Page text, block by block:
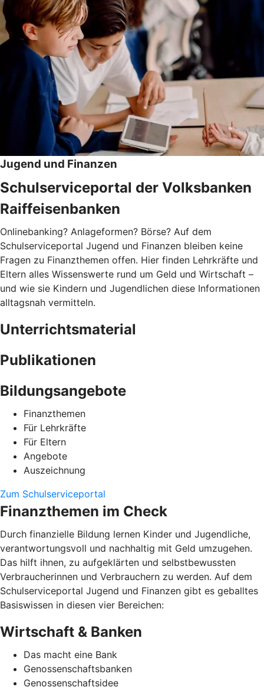
Jugend und Finanzen
Schulserviceportal der Volksbanken
Raiffeisenbanken
Onlinebanking? Anlageformen? Börse? Auf dem
Schulserviceportal Jugend und Finanzen bleiben keine
Fragen zu Finanzthemen offen. Hier finden Lehrkräfte und
Eltern alles Wissenswerte rund um Geld und Wirtschaft –
und wie sie Kindern und Jugendlichen diese Informationen
alltagsnah vermitteln.
Unterrichtsmaterial
Publikationen
Bildungsangebote
Finanzthemen
Für Lehrkräfte
Für Eltern
Angebote
Auszeichnung
Zum Schulserviceportal
Finanzthemen im Check
Durch finanzielle Bildung lernen Kinder und Jugendliche,
verantwortungsvoll und nachhaltig mit Geld umzugehen.
Das hilft ihnen, zu aufgeklärten und selbstbewussten
Verbraucherinnen und Verbrauchern zu werden. Auf dem
Schulserviceportal Jugend und Finanzen gibt es geballtes
Basiswissen in diesen vier Bereichen:
Wirtschaft & Banken
Das macht eine Bank
Genossenschaftsbanken
Genossenschaftsidee